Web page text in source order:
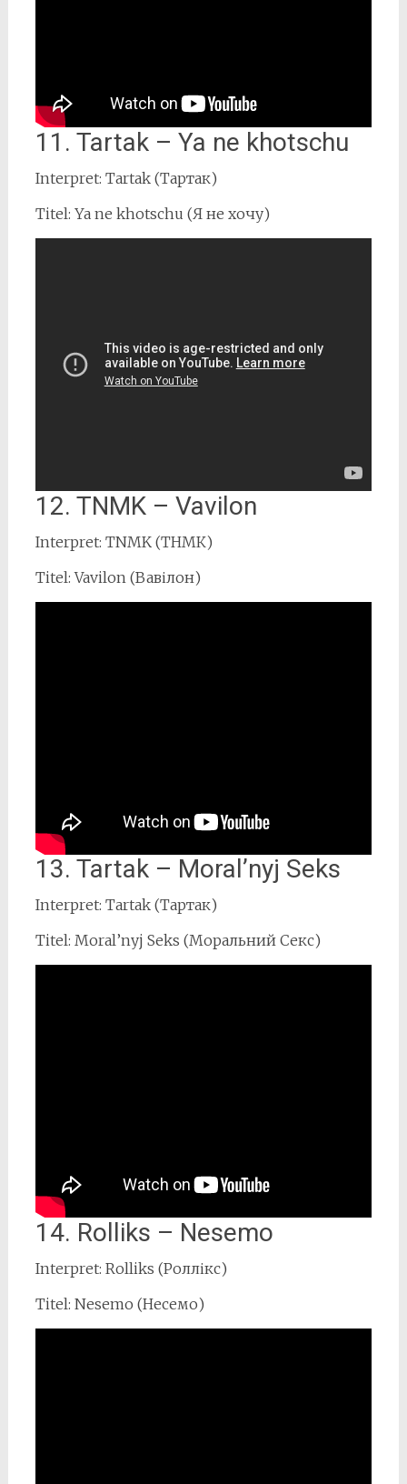
11. Tartak – Ya ne khotschu
Interpret: Tartak (Тартак)
Titel: Ya ne khotschu (Я не хочу)
12. TNMK – Vavilon
Interpret: TNMK (ТНМК)
Titel: Vavilon (Вавілон)
13. Tartak – Moral’nyj Seks
Interpret: Tartak (Тартак)
Titel: Moral’nyj Seks (Моральний Секс)
14. Rolliks – Nesemo
Interpret: Rolliks (Роллікс)
Titel: Nesemo (Несемо)